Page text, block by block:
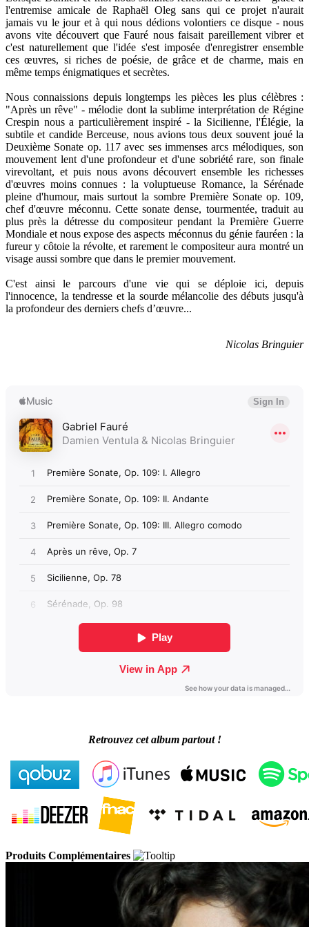
l'entremise amicale de Raphaël Oleg sans qui ce projet n'aurait
jamais vu le jour et à qui nous dédions volontiers ce disque - nous
avons vite découvert que Fauré nous faisait pareillement vibrer et
c'est naturellement que l'idée s'est imposée d'enregistrer ensemble
ces œuvres, si riches de poésie, de grâce et de charme, mais en
même temps énigmatiques et secrètes.
Nous connaissions depuis longtemps les pièces les plus célèbres :
"Après un rêve" - mélodie dont la sublime interprétation de Régine
Crespin nous a particulièrement inspiré - la Sicilienne, l'Élégie, la
subtile et candide Berceuse, nous avions tous deux souvent joué la
Deuxième Sonate op. 117 avec ses immenses arcs mélodiques, son
mouvement lent d'une profondeur et d'une sobriété rare, son finale
virevoltant, et puis nous avons découvert ensemble les richesses
d'œuvres moins connues : la voluptueuse Romance, la Sérénade
pleine d'humour, mais surtout la sombre Première Sonate op. 109,
chef d'œuvre méconnu. Cette sonate dense, tourmentée, traduit au
plus près la détresse du compositeur pendant la Première Guerre
Mondiale et nous expose des aspects méconnus du génie fauréen : la
fureur y côtoie la révolte, et rarement le compositeur aura montré un
visage aussi sombre que dans le premier mouvement.
C'est ainsi le parcours d'une vie qui se déploie ici, depuis
l'innocence, la tendresse et la sourde mélancolie des débuts jusqu'à
la profondeur des derniers chefs d’œuvre...
Nicolas Bringuier
Retrouvez cet album partout !
Produits Complémentaires